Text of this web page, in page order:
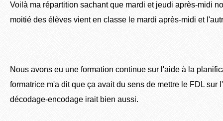
Voilà ma répartition sachant que mardi et jeudi après-midi
moitié des élèves vient en classe le mardi après-midi et
Nous avons eu une formation continue sur l'aide à la
formatrice m'a dit que ça avait du sens de mettre le FDL sur
décodage-encodage irait bien aussi.